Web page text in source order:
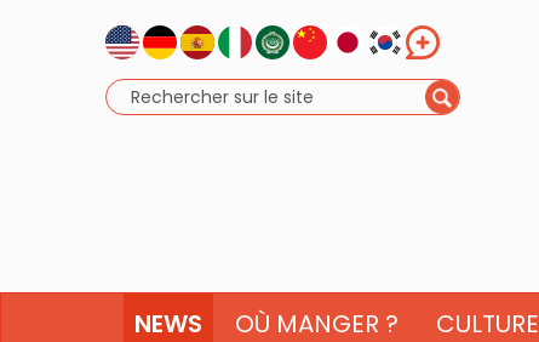
NEWS OÙ MANGER ? CULTURE